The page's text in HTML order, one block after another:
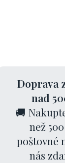
Doprava
nad
🚚
než
poštovné
nás